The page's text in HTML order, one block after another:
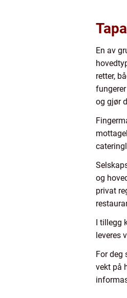
En av
retter,
og gjør
og
privat
I
leveres
For deg
vekt på